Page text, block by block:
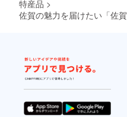
特産品 >
佐賀の魅力を届けたい「佐